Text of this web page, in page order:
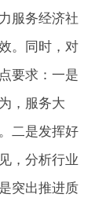
服务经济社
。同时，对
要求：一是
，服务大
二是发挥好
，分析行业
突出推进质